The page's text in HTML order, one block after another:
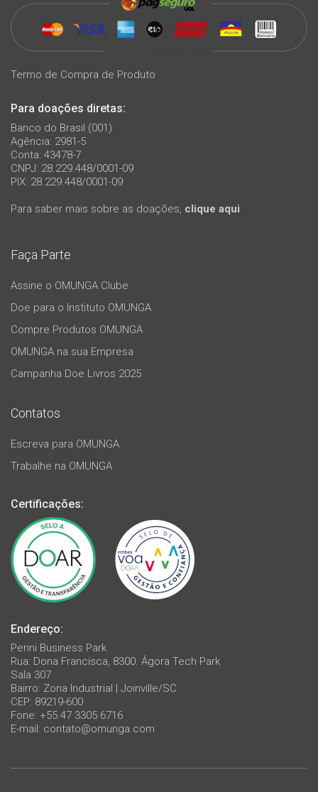
Termo de Compra de Produto
Para doações diretas:
Banco do Brasil (001)
Agência: 2981-5
Conta: 43478-7
CNPJ: 28.229.448/0001-09
PIX: 28.229.448/0001-09
Para saber mais sobre as doações, clique aqui
Faça Parte
Assine o OMUNGA Clube
Doe para o Instituto OMUNGA
Compre Produtos OMUNGA
OMUNGA na sua Empresa
Campanha Doe Livros 2025
Contatos
Escreva para OMUNGA
Trabalhe na OMUNGA
Certificações:
Endereço:
Perini Business Park
Rua: Dona Francisca, 8300. Ágora Tech Park
Sala 307
Bairro: Zona Industrial | Joinville/SC
CEP: 89219-600
Fone: +55 47 3305 6716
E-mail: contato@omunga.com